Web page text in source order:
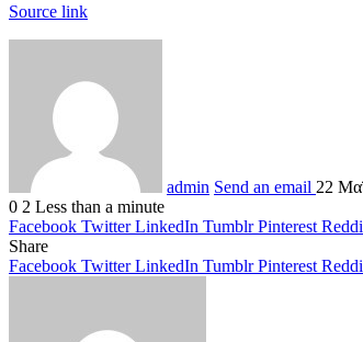
Source link
admin Send an email 22
0 2 Less than a minute
Facebook Twitter LinkedIn Tumblr Pinterest
Share
Facebook Twitter LinkedIn Tumblr Pinterest